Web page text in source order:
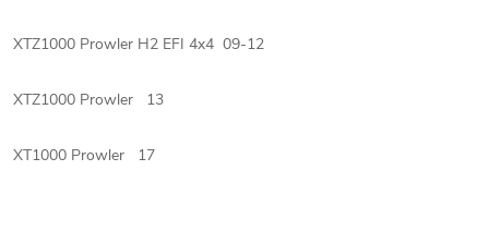
XTZ1000 Prowler H2 EFI 4x4 09-12
XTZ1000 Prowler 13
XT1000 Prowler 17